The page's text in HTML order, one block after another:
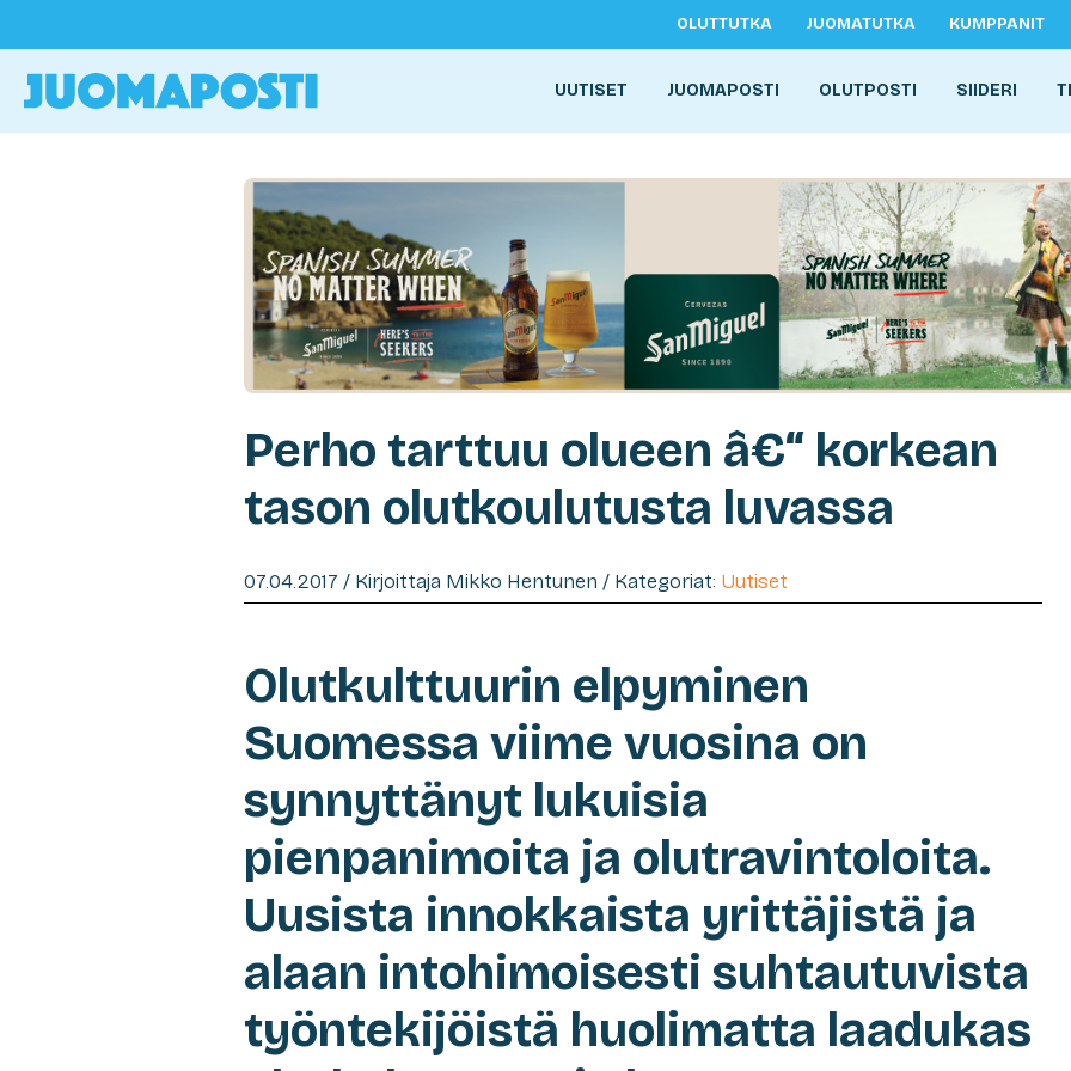
OLUTTUTKA JUOMATUTKA KUMPPANIT
UUTISET JUOMAPOSTI OLUTPOSTI SIIDERI
Perho tarttuu olueen â€“ korkean
tason olutkoulutusta luvassa
07.04.2017 / Kirjoittaja Mikko Hentunen / Kategoriat: Uutiset
Olutkulttuurin elpyminen
Suomessa viime vuosina on
synnyttänyt lukuisia
pienpanimoita ja olutravintoloita.
Uusista innokkaista yrittäjistä ja
alaan intohimoisesti suhtautuvista
työntekijöistä huolimatta laadukas